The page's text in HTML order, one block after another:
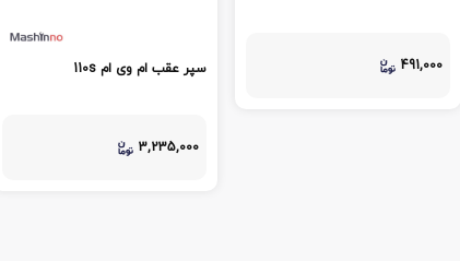
491,000 سپر عقب ام وی ام 110s
3,235,000